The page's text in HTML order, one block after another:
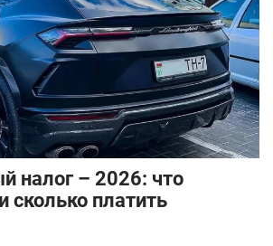
налог – 2026: что
сколько платить